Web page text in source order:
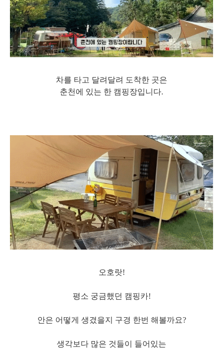
차를 타고 달려달려 도착한 곳은
춘천에 있는 한 캠핑장입니다.
오호랏!
평소 궁금했던 캠핑카!
안은 어떻게 생겼을지 구경 한번 해볼까요?
생각보다 많은 것들이 들어있는